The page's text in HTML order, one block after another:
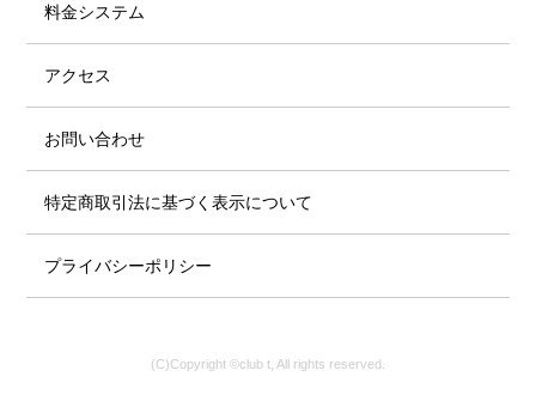
料金システム
アクセス
お問い合わせ
特定商取引法に基づく表示について
プライバシーポリシー
(C)Copyright ©club t, All rights reserved.